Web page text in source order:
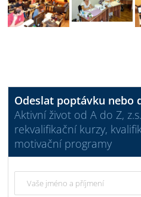
Odeslat poptávku nebo
Aktivní život od A do Z,
rekvalifikační kurzy,
motivační programy